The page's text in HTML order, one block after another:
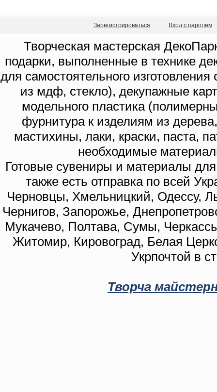
Зарегистрироваться Вход с паролем
Творческая мастерская
подарки, выполненные в технике
для самостоятельного
из мдф, стекло), декупажные
модельного пластика
фурнитура к изделиям из
мастихины, лаки, краски, паста,
необходимые
Готовые сувениры и материалы
также есть отправка по всей
Черновцы, Хмельницкий, Одессу,
Чернигов, Запорожье,
Мукачево, Полтава, Сумы,
Житомир, Кировоград, Белая
Укрпочтой в
Творча